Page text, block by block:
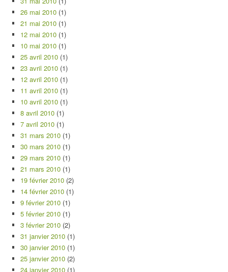
26 mai 2010 (1)
21 mai 2010 (1)
12 mai 2010 (1)
10 mai 2010 (1)
25 avril 2010 (1)
23 avril 2010 (1)
12 avril 2010 (1)
11 avril 2010 (1)
10 avril 2010 (1)
8 avril 2010 (1)
7 avril 2010 (1)
31 mars 2010 (1)
30 mars 2010 (1)
29 mars 2010 (1)
21 mars 2010 (1)
19 février 2010 (2)
14 février 2010 (1)
9 février 2010 (1)
5 février 2010 (1)
3 février 2010 (2)
31 janvier 2010 (1)
30 janvier 2010 (1)
25 janvier 2010 (2)
24 janvier 2010 (1)